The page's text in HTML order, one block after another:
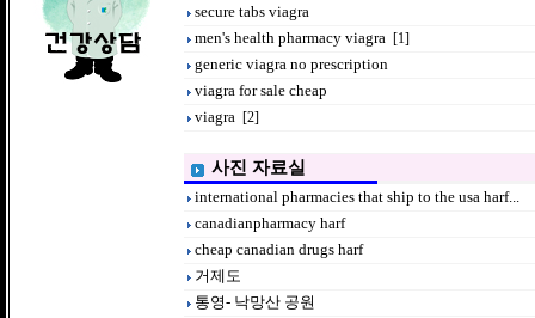
secure tabs viagra
men's health pharmacy viagra [1]
generic viagra no prescription
viagra for sale cheap
viagra [2]
사진 자료실
international pharmacies that ship to the usa harf...
canadianpharmacy harf
cheap canadian drugs harf
거제도
통영- 낙망산 공원